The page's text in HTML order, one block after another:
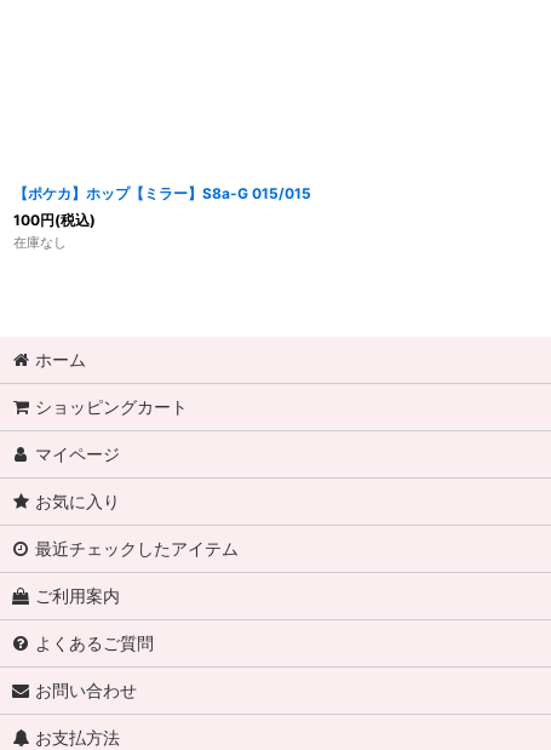
【ポケカ】ホップ【ミラー】S8a-G 015/015
100円(税込)
在庫なし
ホーム
ショッピングカート
マイページ
お気に入り
最近チェックしたアイテム
ご利用案内
よくあるご質問
お問い合わせ
お支払方法